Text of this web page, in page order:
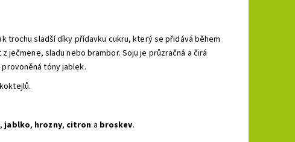
trochu sladší díky přídavku cukru, který se přidává během
sladu nebo brambor. Soju je průzračná a čirá
tóny jablek.
,jablko, hrozny, citron a broskev.